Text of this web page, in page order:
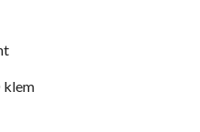
klem